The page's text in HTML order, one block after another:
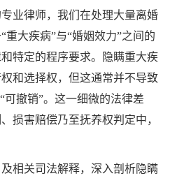
业律师，我们在处理大量离婚
大疾病”与“婚姻效力”之间的
特定的程序要求。隐瞒重大疾
和选择权，但这通常并不导致
可撤销”。这一细微的法律差
损害赔偿乃至抚养权判定中，
相关司法解释，深入剖析隐瞒